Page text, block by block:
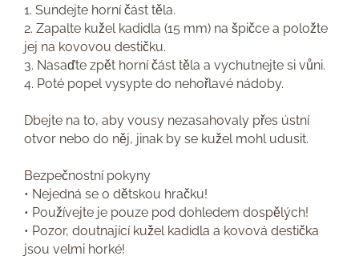
1. Sundejte horní část těla.
2. Zapalte kužel kadidla (15 mm) na špičce a položte
jej na kovovou destičku.
3. Nasaďte zpět horní část těla a vychutnejte si vůni.
4. Poté popel vysypte do nehořlavé nádoby.
Dbejte na to, aby vousy nezasahovaly přes ústní
otvor nebo do něj, jinak by se kužel mohl udusit.
Bezpečnostní pokyny
• Nejedná se o dětskou hračku!
• Používejte je pouze pod dohledem dospělých!
• Pozor, doutnající kužel kadidla a kovová destička
jsou velmi horké!